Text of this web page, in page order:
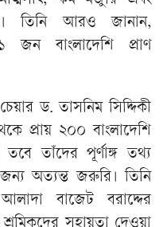
তিনি আরও জানান,
জন বাংলাদেশি প্রাণ
ড. তাসনিম সিদ্দিকী
প্রায় ২০০ বাংলাদেশি
তাঁদের পূর্ণাঙ্গ তথ্য
জন্য অত্যন্ত জরুরি। তিনি
আলাদা বাজেট বরাদ্দের